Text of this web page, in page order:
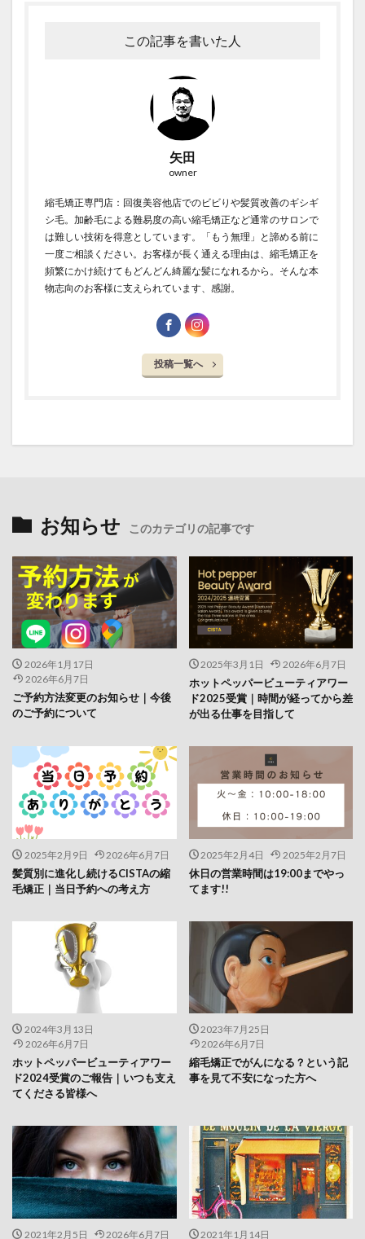
この記事を書いた人
矢田
owner
縮毛矯正専門店：回復美容他店でのビビりや髪質改善のギシギ
シ毛。加齢毛による難易度の高い縮毛矯正など通常のサロンで
は難しい技術を得意としています。「もう無理」と諦める前に
一度ご相談ください。お客様が長く通える理由は、縮毛矯正を
頻繁にかけ続けてもどんどん綺麗な髪になれるから。そんな本
物志向のお客様に支えられています、感謝。
投稿一覧へ
お知らせ このカテゴリの記事です
2026年1月17日
2026年6月7日
ご予約方法変更のお知らせ｜今後
のご予約について
2025年3月1日 2026年6月7日
ホットペッパービューティアワー
ド2025受賞｜時間が経ってから差
が出る仕事を目指して
2025年2月9日 2026年6月7日
髪質別に進化し続けるCISTAの縮
毛矯正｜当日予約への考え方
2025年2月4日 2025年2月7日
休日の営業時間は19:00までやっ
てます!!
2024年3月13日
2026年6月7日
ホットペッパービューティアワー
ド2024受賞のご報告｜いつも支え
てくださる皆様へ
2023年7月25日
2026年6月7日
縮毛矯正でがんになる？という記
事を見て不安になった方へ
2021年2月5日 2026年6月7日
2021年1月14日
施術時間短縮
日常回復
時間が経っても扱いやすい髪
根元の境目技術
毛先が硬い
注目サロンの実績
理念
生活の回復 白髪染め
短時間縮毛矯正
社会復帰
社会復帰支援
社会的役割
細毛の縮毛矯正
経皮毒の真実 綱島
縮毛矯正
縮毛矯正で髪が硬くなる
縮毛矯正のビビリ毛修正
縮毛矯正の上手い美容室
縮毛矯正の失敗
縮毛矯正の持ち
縮毛矯正の発がん性
脱縮毛矯正
自然に仕上がる縮毛矯正
薬剤開発
近所の美容室の探し方
過還元のリスク
還元不足
部分縮毛矯正
酸性ストレート
酸熱トリートメント
酸熱トリートメントの失敗
酸熱トリートメントの罠
髪が硬い
髪が硬くならない縮毛矯正
髪の内部爆発
髪の呼吸
髪の悩み
髪の毛担当大臣
髪の過収斂
髪の過収斂を直す
髪は元に戻る
髪質改善の失敗
髪質改善失敗